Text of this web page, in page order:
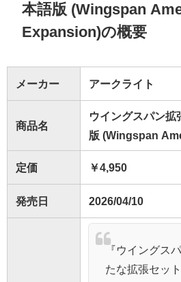
本語版 (Wingspan
Expansion)の概要
メーカー アークライト
商品名
ウイングスパン拡
版 (Wingspan
定価 ￥4,950
発売日 2026/04/10
『ウイングス
たな拡張セッ